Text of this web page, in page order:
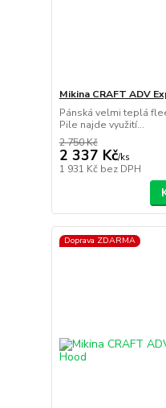
Mikina CRAFT ADV
Pánská velmi teplá
Pile najde využití...
2 750 Kč
2 337 Kč/ks
1 931 Kč bez DPH
Doprava ZDARMA